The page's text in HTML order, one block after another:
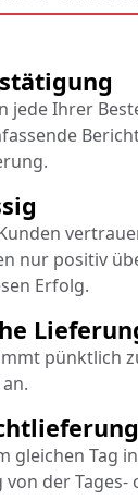
pünktlich
gleichen Tag
der Tages-
jede Ihrer
nur positiv
Erfolg.